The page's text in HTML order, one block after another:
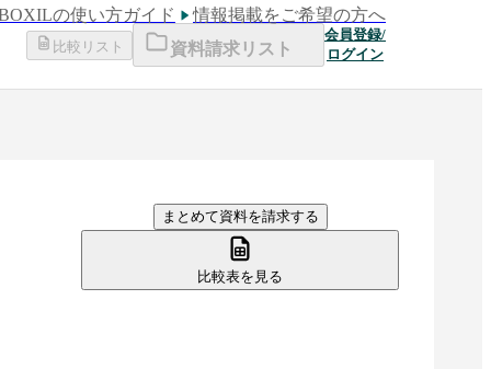
の使い方ガイド
情報掲載をご希望の方へ
比較リスト 資料請求リスト
会員登録/
ログイン
まとめて資料を請求する
比較表を見る